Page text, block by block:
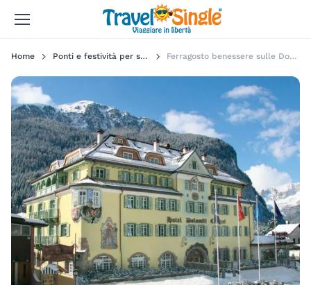
Home Ponti e festività per single Ferragosto benessere sulle Dolomiti